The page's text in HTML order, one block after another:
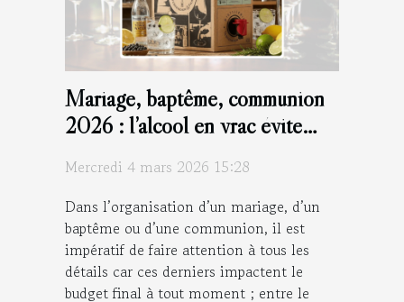
Mariage, baptême, communion
2026 : l’alcool en vrac évite
Mercredi 4 mars 2026 15:28
Dans l’organisation d’un mariage, d’un
baptême ou d’une communion, il est
impératif de faire attention à tous les
détails car ces derniers impactent le
budget final à tout moment ; entre le